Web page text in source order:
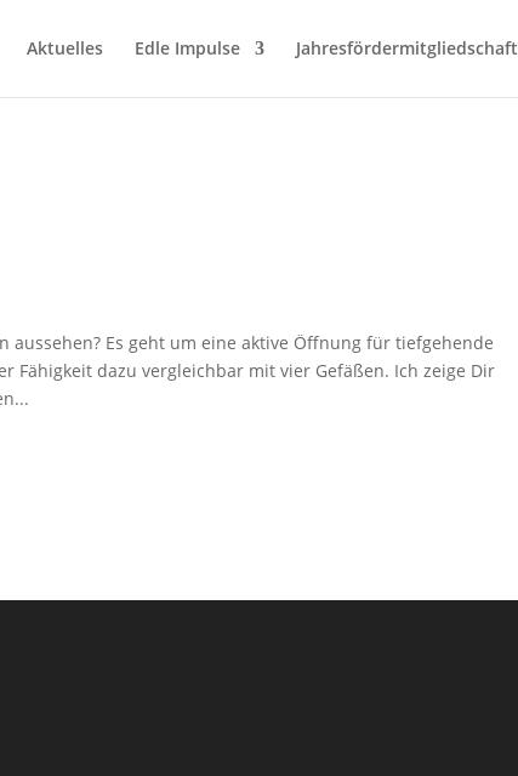
Aktuelles Edle Impulse Jahresfördermitgliedschaft
aussehen? Es geht um eine aktive Öffnung für tiefgehende
Fähigkeit dazu vergleichbar mit vier Gefäßen. Ich zeige Dir